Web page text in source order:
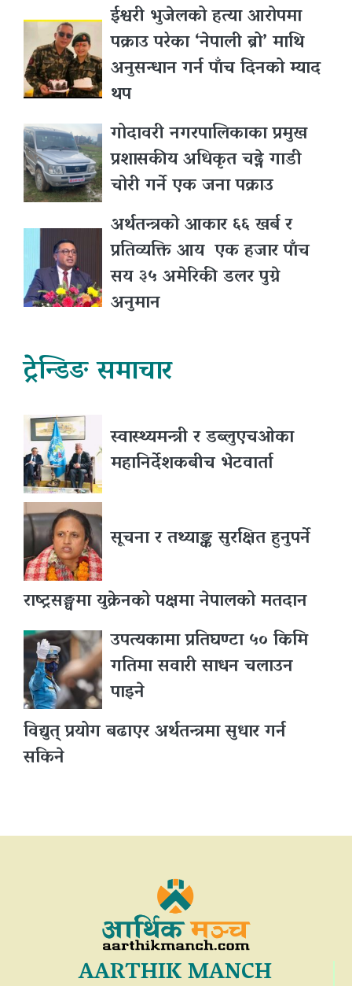
ईश्वरी भुजेलको हत्या आरोपमा
पक्राउ परेका ‘नेपाली ब्रो’ माथि
अनुसन्धान गर्न पाँच दिनको म्याद
थप
गोदावरी नगरपालिकाका प्रमुख
प्रशासकीय अधिकृत चढ्ने गाडी
चोरी गर्ने एक जना पक्राउ
अर्थतन्त्रको आकार ६६ खर्ब र
प्रतिव्यक्ति आय एक हजार पाँच
सय ३५ अमेरिकी डलर पुग्ने
अनुमान
ट्रेन्डिङ समाचार
स्वास्थ्यमन्त्री र डब्लुएचओका
महानिर्देशकबीच भेटवार्ता
सूचना र तथ्याङ्क सुरक्षित हुनुपर्ने
राष्ट्रसङ्घमा युक्रेनको पक्षमा नेपालको मतदान
उपत्यकामा प्रतिघण्टा ५० किमि
गतिमा सवारी साधन चलाउन
पाइने
विद्युत् प्रयोग बढाएर अर्थतन्त्रमा सुधार गर्न
सकिने
AARTHIK MANCH